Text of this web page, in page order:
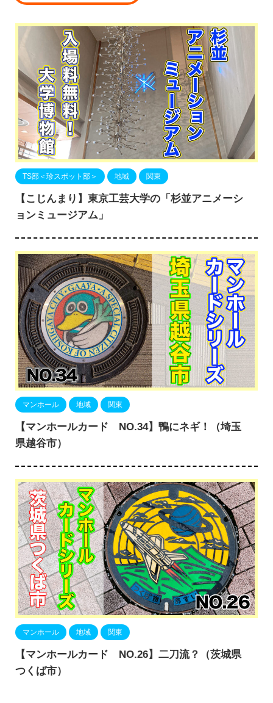
TS部＜珍スポット部＞ 地域 関東
【こじんまり】東京工芸大学の「杉並アニメーシ
ョンミュージアム」
マンホール 地域 関東
【マンホールカード NO.34】鴨にネギ！（埼玉
県越谷市）
マンホール 地域 関東
【マンホールカード NO.26】二刀流？（茨城県
つくば市）